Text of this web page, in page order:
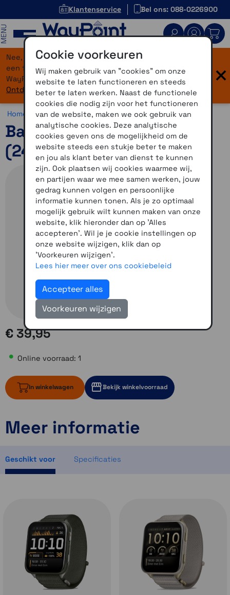
Klantenservice Bel ons: 088-0226900
Nee, je bent niet verdwaald! Onze website heeft
een flinke upgrade gekregen. Dezelfde vertrouwde
WayPoint-service, maar dan in een modern jasje.
Ontdek hier wat er allemaal nieuw is.
×
Home >Horloges >Horlogebandjes >Overige bandjes
Bandjes met snelsluiting
(24 mm) Moss siliconen
€ 39,95
Online voorraad: 1
In winkelwagen Bekijk winkelvoorraad
1 op voorraad
Momenteel even niet op voorraad
Meer informatie
Geschikt voor Specificaties
Cookie voorkeuren
Wij maken gebruik van "cookies" om onze
website te laten functioneren en steeds
beter te laten werken. Naast de functionele
cookies die nodig zijn voor het functioneren
van de website, maken we ook gebruik van
analytische cookies. Deze analytische
cookies geven ons de mogelijkheid om de
website steeds een stukje beter te maken
en jou als klant beter van dienst te kunnen
zijn. Ook plaatsen wij cookies waarmee wij,
en partijen waar we mee samen werken, jouw
gedrag kunnen volgen en persoonlijke
informatie kunnen tonen. Als je zo optimaal
mogelijk gebruik wilt kunnen maken van onze
website, klik hieronder dan op 'Alles
accepteren'. Wil je je cookie instellingen op
onze website wijzigen, klik dan op
'Voorkeuren wijzigen'.
Lees hier meer over ons cookiebeleid
Accepteer alles
Voorkeuren wijzigen